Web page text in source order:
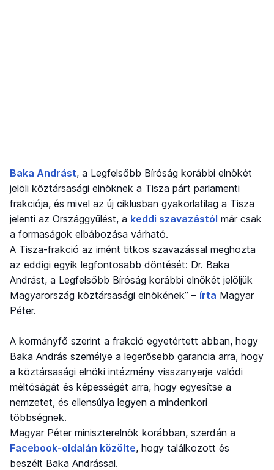
Baka Andrást, a Legfelsőbb Bíróság korábbi elnökét
jelöli köztársasági elnöknek a Tisza párt parlamenti
frakciója, és mivel az új ciklusban gyakorlatilag a Tisza
jelenti az Országgyűlést, a keddi szavazástól már csak
a formaságok elbábozása várható.
A Tisza-frakció az imént titkos szavazással meghozta
az eddigi egyik legfontosabb döntését: Dr. Baka
Andrást, a Legfelsőbb Bíróság korábbi elnökét jelöljük
Magyarország köztársasági elnökének” – írta Magyar
Péter.
A kormányfő szerint a frakció egyetértett abban, hogy
Baka András személye a legerősebb garancia arra, hogy
a köztársasági elnöki intézmény visszanyerje valódi
méltóságát és képességét arra, hogy egyesítse a
nemzetet, és ellensúlya legyen a mindenkori
többségnek.
Magyar Péter miniszterelnök korábban, szerdán a
Facebook-oldalán közölte, hogy találkozott és
beszélt Baka Andrással.